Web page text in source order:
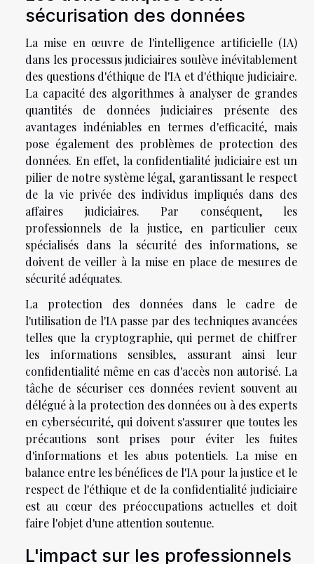
sécurisation des données
La mise en œuvre de l'intelligence artificielle (IA)
dans les processus judiciaires soulève inévitablement
des questions d'éthique de l'IA et d'éthique judiciaire.
La capacité des algorithmes à analyser de grandes
quantités de données judiciaires présente des
avantages indéniables en termes d'efficacité, mais
pose également des problèmes de protection des
données. En effet, la confidentialité judiciaire est un
pilier de notre système légal, garantissant le respect
de la vie privée des individus impliqués dans des
affaires judiciaires. Par conséquent, les
professionnels de la justice, en particulier ceux
spécialisés dans la sécurité des informations, se
doivent de veiller à la mise en place de mesures de
sécurité adéquates.
La protection des données dans le cadre de
l'utilisation de l'IA passe par des techniques avancées
telles que la cryptographie, qui permet de chiffrer
les informations sensibles, assurant ainsi leur
confidentialité même en cas d'accès non autorisé. La
tâche de sécuriser ces données revient souvent au
délégué à la protection des données ou à des experts
en cybersécurité, qui doivent s'assurer que toutes les
précautions sont prises pour éviter les fuites
d'informations et les abus potentiels. La mise en
balance entre les bénéfices de l'IA pour la justice et le
respect de l'éthique et de la confidentialité judiciaire
est au cœur des préoccupations actuelles et doit
faire l'objet d'une attention soutenue.
L'impact sur les professionnels